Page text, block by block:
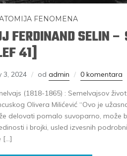
FENOMENA
FERDINAND SELIN
41]
3, 2024 od admin 0 komentara
(1818-1865) : Semelvajsov
Olivera Milićević “Ovo je
delovati pomalo suvoparno, može
i brojki, usled izvesnih
[…]